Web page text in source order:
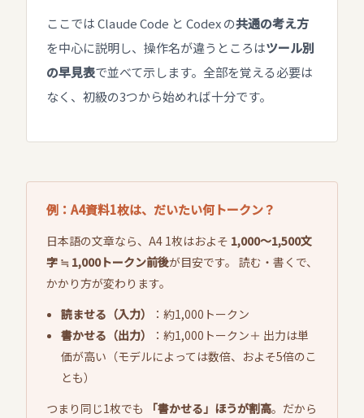
ここでは Claude Code と Codex の共通の考え方
を中心に説明し、操作名が違うところはツール別
の早見表で並べて示します。全部を覚える必要は
なく、初級の3つから始めれば十分です。
例：A4資料1枚は、だいたい何トークン？
日本語の文章なら、A4 1枚はおよそ 1,000〜1,500文
字 ≒ 1,000トークン前後が目安です。 読む・書くで、
かかり方が変わります。
読ませる（入力）
：約1,000トークン
書かせる（出力）
：約1,000トークン＋ 出力は単
価が高い（モデルによっては数倍、およそ5倍のこ
とも）
つまり同じ1枚でも
「書かせる」ほうが割高。だから